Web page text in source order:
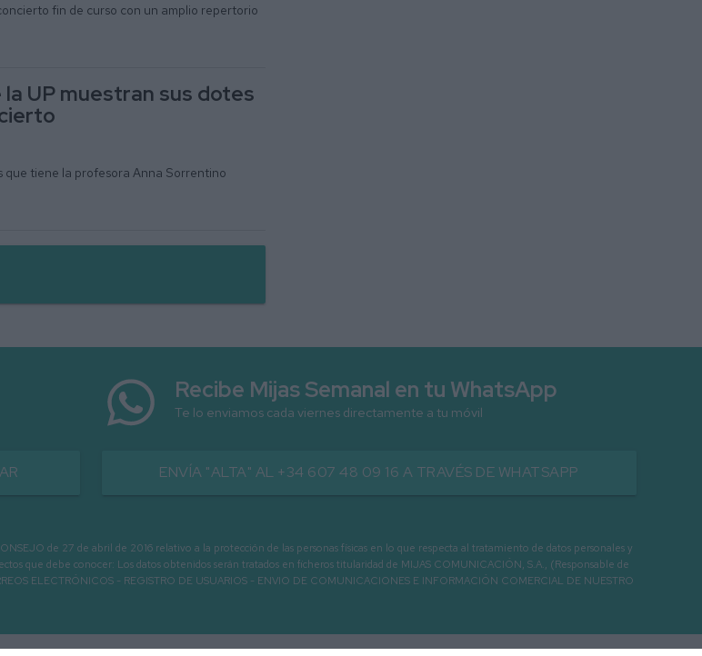
fin de curso con un amplio repertorio
UP muestran sus dotes
tiene la profesora Anna Sorrentino
Recibe Mijas Semanal en tu WhatsApp
Te lo enviamos cada viernes directamente a tu móvil
ENVÍA "ALTA" AL +34 607 48 09 16 A TRAVÉS DE WHATSAPP
de 27 de abril de 2016 relativo a la protección de las personas físicas en lo que respecta al tratamiento de datos personales y
que debe conocer: Los datos obtenidos serán tratados en ficheros titularidad de MIJAS COMUNICACIÓN, S.A., (Responsable de
ELECTRÓNICOS - REGISTRO DE USUARIOS - ENVIO DE COMUNICACIONES E INFORMACIÓN COMERCIAL DE NUESTRO